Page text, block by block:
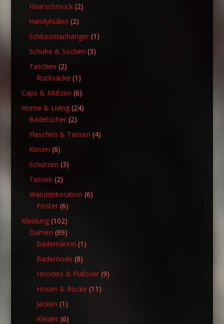
Haarschmuck 22
Handyhüllen 22
Produkte
Schlüsselanhänger 1 1
Schuhe & Socken 33
Taschen 22
Produkte
Rucksäcke 1 1
Produkt
Caps & Mützen 66
Produkte
Home & Living 2424
Badetücher 22
Produkte
Flaschen & Tassen 44
Kissen 66
Produkte
Schürzen 33
Tassen 22
Produkte
Wanddekoration 66
Poster 66
Produkte
Kleidung 102102
Produkte
Damen 6969
Produkte
Bademäntel 1 1
Bademode 88
Produkte
Hoodies & Pullover 99
Hosen & Röcke 11 11
Jacken 1 1
Produkt
Kleider 66